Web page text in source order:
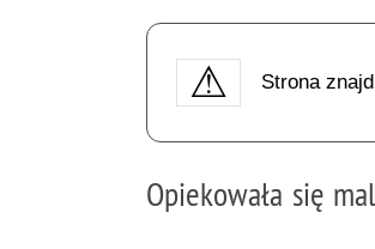
Strona
Opiekowała się